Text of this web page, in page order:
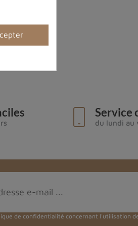
Service
du lundi au
de confidentialité concernant l'utilisation